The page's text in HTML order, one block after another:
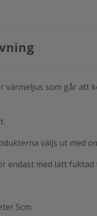
värmeljus som går att
väljs ut med
endast med lätt fuktad
5cm.